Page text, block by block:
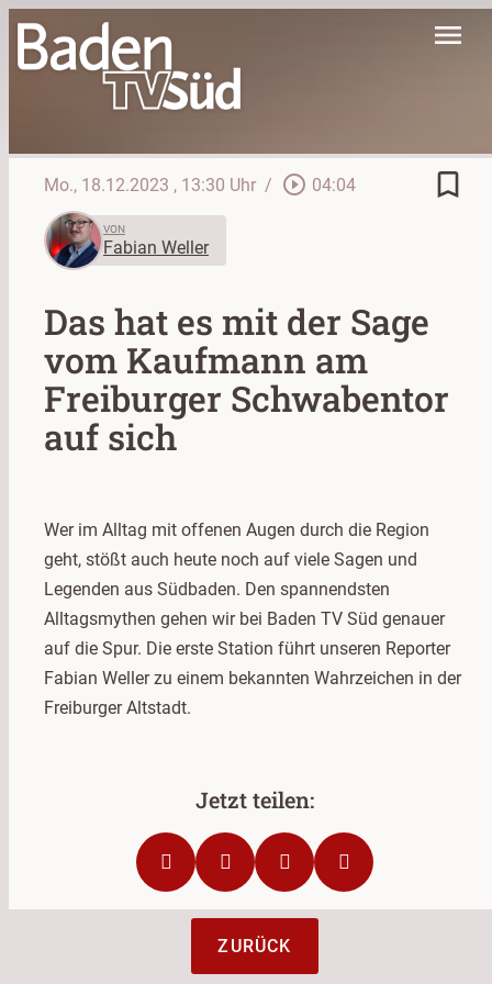
menu
Mo., 18.12.2023 , 13:30 Uhr / play_circle_outline 04:04 bookmark_border
VON
Fabian Weller
Das hat es mit der Sage
vom Kaufmann am
Freiburger Schwabentor
auf sich
Wer im Alltag mit offenen Augen durch die Region
geht, stößt auch heute noch auf viele Sagen und
Legenden aus Südbaden. Den spannendsten
Alltagsmythen gehen wir bei Baden TV Süd genauer
auf die Spur. Die erste Station führt unseren Reporter
Fabian Weller zu einem bekannten Wahrzeichen in der
Freiburger Altstadt.
ZURÜCK